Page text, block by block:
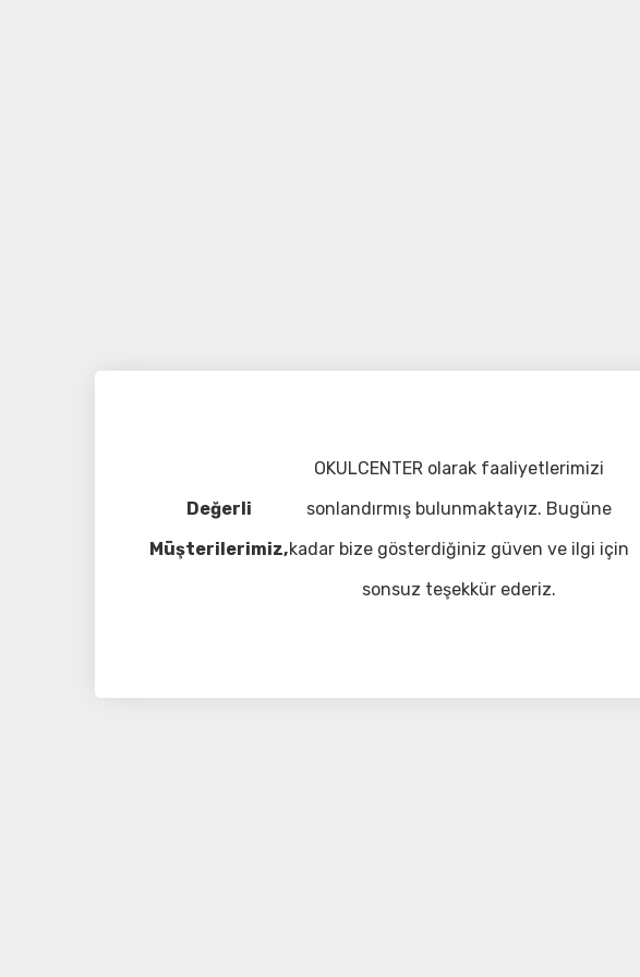
Değerli
Müşterilerimiz,
OKULCENTER olarak faaliyetlerimizi
sonlandırmış bulunmaktayız. Bugüne
kadar bize gösterdiğiniz güven ve ilgi için
sonsuz teşekkür ederiz.